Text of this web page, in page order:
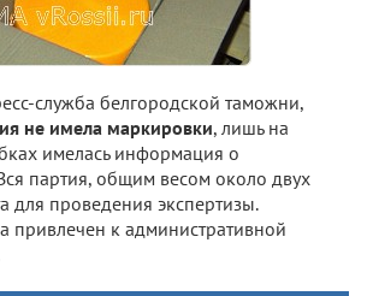
служба белгородской таможни,
не имела маркировки, лишь на
имелась информация о
партия, общим весом около двух
для проведения экспертизы.
привлечен к административной